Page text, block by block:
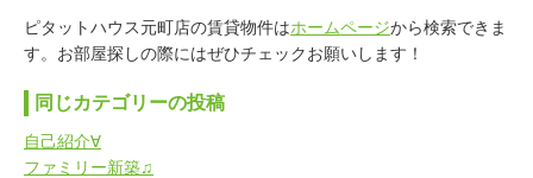
ピタットハウス元町店の賃貸物件はホームページから検索できま
す。お部屋探しの際にはぜひチェックお願いします！
同じカテゴリーの投稿
自己紹介∀
ファミリー新築♫